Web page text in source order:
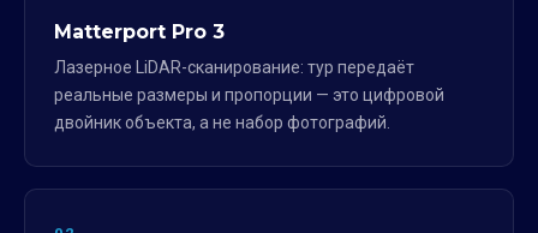
Matterport Pro 3
Лазерное LiDAR-сканирование: тур передаёт
реальные размеры и пропорции — это цифровой
двойник объекта, а не набор фотографий.